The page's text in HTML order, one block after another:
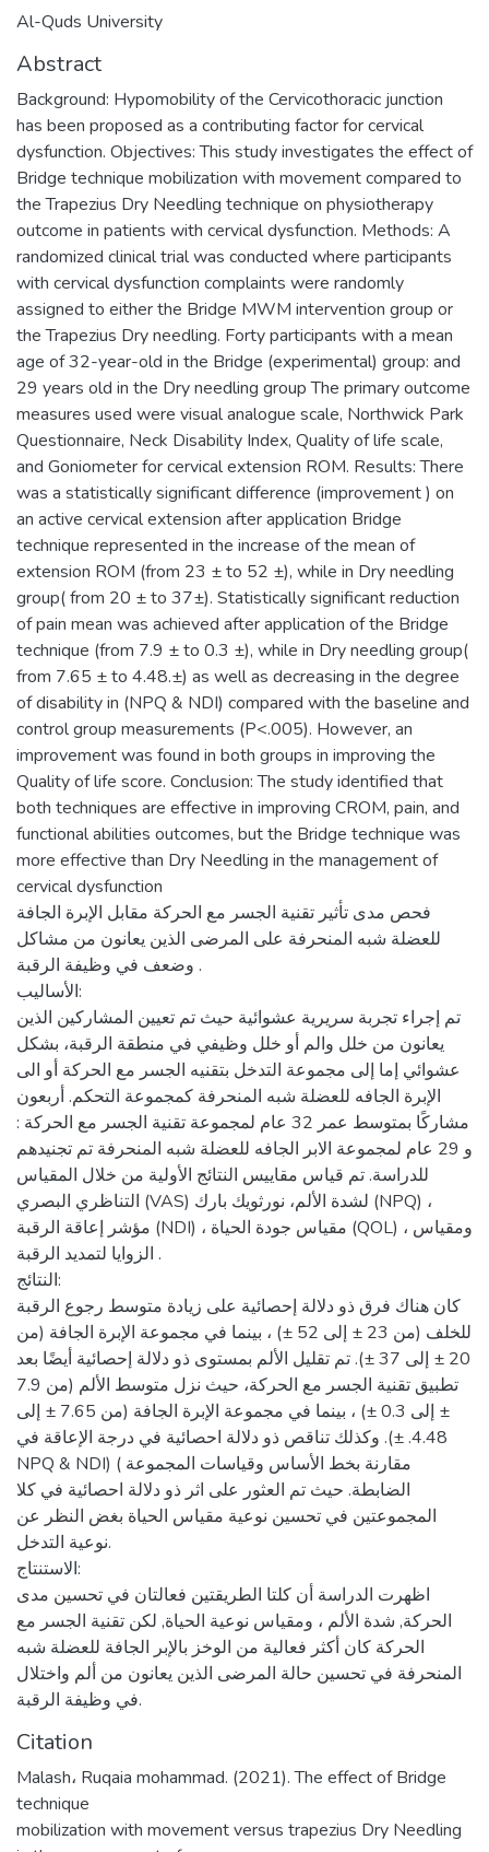
Al-Quds University
Abstract
Background: Hypomobility of the Cervicothoracic junction
has been proposed as a contributing factor for cervical
dysfunction. Objectives: This study investigates the effect of
Bridge technique mobilization with movement compared to
the Trapezius Dry Needling technique on physiotherapy
outcome in patients with cervical dysfunction. Methods: A
randomized clinical trial was conducted where participants
with cervical dysfunction complaints were randomly
assigned to either the Bridge MWM intervention group or
the Trapezius Dry needling. Forty participants with a mean
age of 32-year-old in the Bridge (experimental) group: and
29 years old in the Dry needling group The primary outcome
measures used were visual analogue scale, Northwick Park
Questionnaire, Neck Disability Index, Quality of life scale,
and Goniometer for cervical extension ROM. Results: There
was a statistically significant difference (improvement ) on
an active cervical extension after application Bridge
technique represented in the increase of the mean of
extension ROM (from 23 ± to 52 ±), while in Dry needling
group( from 20 ± to 37±). Statistically significant reduction
of pain mean was achieved after application of the Bridge
technique (from 7.9 ± to 0.3 ±), while in Dry needling group(
from 7.65 ± to 4.48.±) as well as decreasing in the degree
of disability in (NPQ & NDI) compared with the baseline and
control group measurements (P<.005). However, an
improvement was found in both groups in improving the
Quality of life score. Conclusion: The study identified that
both techniques are effective in improving CROM, pain, and
functional abilities outcomes, but the Bridge technique was
more effective than Dry Needling in the management of
cervical dysfunction
فحص مدى تأثير تقنية الجسر مع الحركة مقابل الإبرة الجافة
للعضلة شبه المنحرفة على المرضى الذين يعانون من مشاكل
وضعف في وظيفة الرقبة .
الأساليب:
تم إجراء تجربة سريرية عشوائية حيث تم تعيين المشاركين الذين
يعانون من خلل والم أو خلل وظيفي في منطقة الرقبة، بشكل
عشوائي إما إلى مجموعة التدخل بتقنيه الجسر مع الحركة أو الى
الإبرة الجافه للعضلة شبه المنحرفة كمجموعة التحكم. أربعون
مشاركًا بمتوسط عمر 32 عام لمجموعة تقنية الجسر مع الحركة :
و 29 عام لمجموعة الابر الجافه للعضلة شبه المنحرفة تم تجنيدهم
للدراسة. تم قياس مقاييس النتائج الأولية من خلال المقياس
التناظري البصري (VAS) لشدة الألم، نورثويك بارك (NPQ) ،
مؤشر إعاقة الرقبة (NDI) ، مقياس جودة الحياة (QOL) ، ومقياس
الزوايا لتمديد الرقبة .
النتائج:
كان هناك فرق ذو دلالة إحصائية على زيادة متوسط رجوع الرقبة
للخلف (من 23 ± إلى 52 ±) ، بينما في مجموعة الإبرة الجافة (من
20 ± إلى 37 ±). تم تقليل الألم بمستوى ذو دلالة إحصائية أيضًا بعد
تطبيق تقنية الجسر مع الحركة، حيث نزل متوسط الألم (من 7.9
± إلى 0.3 ±) ، بينما في مجموعة الإبرة الجافة (من 7.65 ± إلى
4.48. ±). وكذلك تناقص ذو دلالة احصائية في درجة الإعاقة في
NPQ & NDI) ( مقارنة بخط الأساس وقياسات المجموعة
الضابطة. حيث تم العثور على اثر ذو دلالة احصائية في كلا
المجموعتين في تحسين نوعية مقياس الحياة بغض النظر عن
نوعية التدخل.
الاستنتاج:
اظهرت الدراسة أن كلتا الطريقتين فعالتان في تحسين مدى
الحركة, شدة الألم ، ومقياس نوعية الحياة, لكن تقنية الجسر مع
الحركة كان أكثر فعالية من الوخز بالإبر الجافة للعضلة شبه
المنحرفة في تحسين حالة المرضى الذين يعانون من ألم واختلال
في وظيفة الرقبة.
Citation
Malash، Ruqaia mohammad. (2021). The effect of Bridge
technique
mobilization with movement versus trapezius Dry Needling